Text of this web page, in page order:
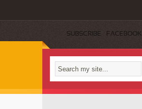
SUBSCRIBE FACEBOOK